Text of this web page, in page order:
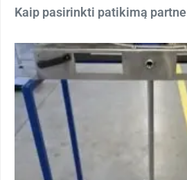
Kaip pasirinkti patikimą